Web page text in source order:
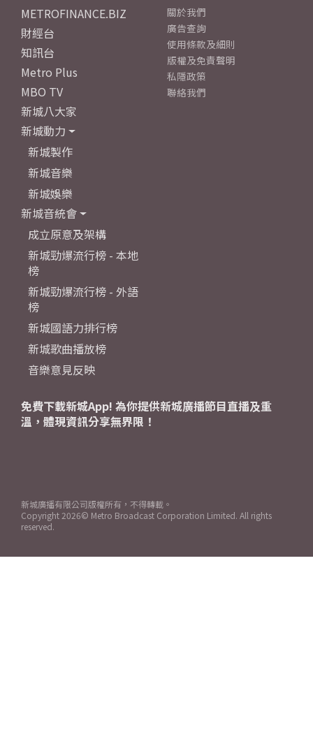
METROFINANCE.BIZ
財經台
知訊台
Metro Plus
MBO TV
新城八大家
新城動力
新城製作
新城音樂
新城娛樂
新城音統會
成立原意及架構
新城勁爆流行榜 - 本地
榜
新城勁爆流行榜 - 外語
榜
新城國語力排行榜
新城歌曲播放榜
音樂意見反映
關於我們
廣告查詢
使用條款及細則
版權及免責聲明
私隱政策
聯絡我們
免費下載新城App! 為你提供新城廣播節目直播及重
溫，體現資訊分享無界限！
新城廣播有限公司版權所有，不得轉載。
Copyright 2026© Metro Broadcast Corporation Limited. All rights
reserved.